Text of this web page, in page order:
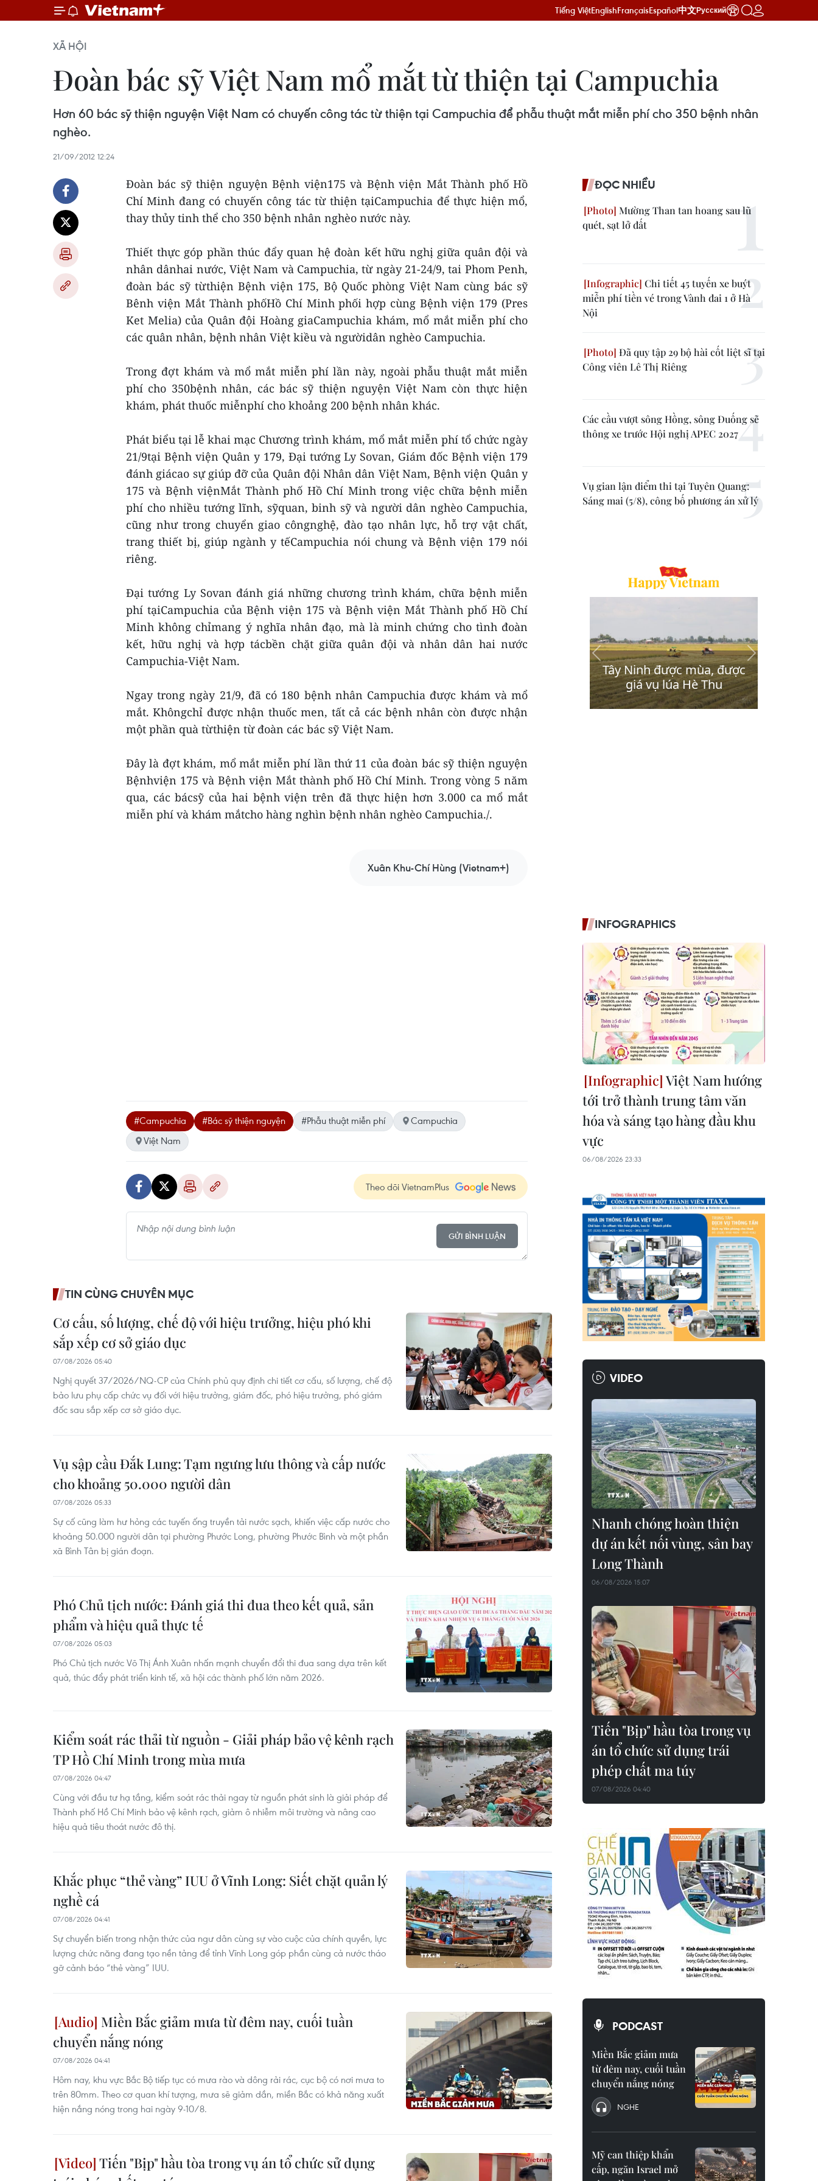
Tiếng ViệtEnglishFrançaisEspañol中文Русский
XÃ HỘI
Đoàn bác sỹ Việt Nam mổ mắt từ thiện tại Campuchia
Hơn 60 bác sỹ thiện nguyện Việt Nam có chuyến công tác từ thiện tại Campuchia để phẫu thuật mắt miễn phí cho 350 bệnh nhân
nghèo.
21/09/2012 12:24
Đoàn bác sỹ thiện nguyện Bệnh viện175 và Bệnh viện Mắt Thành phố Hồ
Chí Minh đang có chuyến công tác từ thiện tạiCampuchia để thực hiện mổ,
thay thủy tinh thể cho 350 bệnh nhân nghèo nước này.
Thiết thực góp phần thúc đẩy quan hệ đoàn kết hữu nghị giữa quân đội và
nhân dânhai nước, Việt Nam và Campuchia, từ ngày 21-24/9, tai Phom Penh,
đoàn bác sỹ từthiện Bệnh viện 175, Bộ Quốc phòng Việt Nam cùng bác sỹ
Bênh viện Mắt Thành phốHồ Chí Minh phối hợp cùng Bệnh viện 179 (Pres
Ket Melia) của Quân đội Hoàng giaCampuchia khám, mổ mắt miễn phí cho
các quân nhân, bệnh nhân Việt kiều và ngườidân nghèo Campuchia.
Trong đợt khám và mổ mắt miễn phí lần này, ngoài phẫu thuật mắt miễn
phí cho 350bệnh nhân, các bác sỹ thiện nguyện Việt Nam còn thực hiện
khám, phát thuốc miễnphí cho khoảng 200 bệnh nhân khác.
Phát biểu tại lễ khai mạc Chương trình khám, mổ mắt miễn phí tổ chức ngày
21/9tại Bệnh viện Quân y 179, Đại tướng Ly Sovan, Giám đốc Bệnh viện 179
đánh giácao sự giúp đỡ của Quân đội Nhân dân Việt Nam, Bệnh viện Quân y
175 và Bệnh việnMắt Thành phố Hồ Chí Minh trong việc chữa bệnh miễn
phí cho nhiều tướng lĩnh, sỹquan, binh sỹ và người dân nghèo Campuchia,
cũng như trong chuyển giao côngnghệ, đào tạo nhân lực, hỗ trợ vật chất,
trang thiết bị, giúp ngành y tếCampuchia nói chung và Bệnh viện 179 nói
riêng.
Đại tướng Ly Sovan đánh giá những chương trình khám, chữa bệnh miễn
phí tạiCampuchia của Bệnh viện 175 và Bệnh viện Mắt Thành phố Hồ Chí
Minh không chỉmang ý nghĩa nhân đạo, mà là minh chứng cho tình đoàn
kết, hữu nghị và hợp tácbền chặt giữa quân đội và nhân dân hai nước
Campuchia-Việt Nam.
Ngay trong ngày 21/9, đã có 180 bệnh nhân Campuchia được khám và mổ
mắt. Khôngchỉ được nhận thuốc men, tất cả các bệnh nhân còn được nhận
một phần quà từthiện từ đoàn các bác sỹ Việt Nam.
Đây là đợt khám, mổ mắt miễn phí lần thứ 11 của đoàn bác sỹ thiện nguyện
Bệnhviện 175 và Bệnh viện Mắt thành phố Hồ Chí Minh. Trong vòng 5 năm
qua, các bácsỹ của hai bệnh viện trên đã thực hiện hơn 3.000 ca mổ mắt
miễn phí và khám mắtcho hàng nghìn bệnh nhân nghèo Campuchia./.
Xuân Khu-Chí Hùng (Vietnam+)
#Campuchia #Bác sỹ thiện nguyện #Phẫu thuật miễn phí
Campuchia
Việt Nam
Theo dõi VietnamPlus
GỬI BÌNH LUẬN
TIN CÙNG CHUYÊN MỤC
Cơ cấu, số lượng, chế độ với hiệu trưởng, hiệu phó khi
sắp xếp cơ sở giáo dục
07/08/2026 05:40
Nghị quyết 37/2026/NQ-CP của Chính phủ quy định chi tiết cơ cấu, số lượng, chế độ
bảo lưu phụ cấp chức vụ đối với hiệu trưởng, giám đốc, phó hiệu trưởng, phó giám
đốc sau sắp xếp cơ sở giáo dục.
Vụ sập cầu Đắk Lung: Tạm ngưng lưu thông và cấp nước
cho khoảng 50.000 người dân
07/08/2026 05:33
Sự cố cũng làm hư hỏng các tuyến ống truyền tải nước sạch, khiến việc cấp nước cho
khoảng 50.000 người dân tại phường Phước Long, phường Phước Bình và một phần
xã Bình Tân bị gián đoạn.
Phó Chủ tịch nước: Đánh giá thi đua theo kết quả, sản
phẩm và hiệu quả thực tế
07/08/2026 05:03
Phó Chủ tịch nước Võ Thị Ánh Xuân nhấn mạnh chuyển đổi thi đua sang dựa trên kết
quả, thúc đẩy phát triển kinh tế, xã hội các thành phố lớn năm 2026.
Kiểm soát rác thải từ nguồn - Giải pháp bảo vệ kênh rạch
TP Hồ Chí Minh trong mùa mưa
07/08/2026 04:47
Cùng với đầu tư hạ tầng, kiểm soát rác thải ngay từ nguồn phát sinh là giải pháp để
Thành phố Hồ Chí Minh bảo vệ kênh rạch, giảm ô nhiễm môi trường và nâng cao
hiệu quả tiêu thoát nước đô thị.
Khắc phục “thẻ vàng” IUU ở Vĩnh Long: Siết chặt quản lý
nghề cá
07/08/2026 04:41
Sự chuyển biến trong nhận thức của ngư dân cùng sự vào cuộc của chính quyền, lực
lượng chức năng đang tạo nền tảng để tỉnh Vĩnh Long góp phần cùng cả nước tháo
gỡ cảnh báo “thẻ vàng” IUU.
Miền Bắc giảm mưa từ đêm nay, cuối tuần
chuyển nắng nóng
07/08/2026 04:41
Hôm nay, khu vực Bắc Bộ tiếp tục có mưa rào và dông rải rác, cục bộ có nơi mưa to
trên 80mm. Theo cơ quan khí tượng, mưa sẽ giảm dần, miền Bắc có khả năng xuất
hiện nắng nóng trong hai ngày 9-10/8.
Tiến "Bịp" hầu tòa trong vụ án tổ chức sử dụng
ĐỌC NHIỀU
Mường Than tan hoang sau lũ
quét, sạt lở đất
Chi tiết 45 tuyến xe buýt
miễn phí tiền vé trong Vành đai 1 ở Hà
Nội
Đã quy tập 29 bộ hài cốt liệt sĩ tại
Công viên Lê Thị Riêng
Các cầu vượt sông Hồng, sông Đuống sẽ
thông xe trước Hội nghị APEC 2027
Vụ gian lận điểm thi tại Tuyên Quang:
Sáng mai (5/8), công bố phương án xử lý
INFOGRAPHICS
Việt Nam hướng
tới trở thành trung tâm văn
hóa và sáng tạo hàng đầu khu
vực
06/08/2026 23:33
VIDEO
Nhanh chóng hoàn thiện
dự án kết nối vùng, sân bay
Long Thành
06/08/2026 15:07
Tiến "Bịp" hầu tòa trong vụ
án tổ chức sử dụng trái
phép chất ma túy
07/08/2026 04:40
PODCAST
Miền Bắc giảm mưa
từ đêm nay, cuối tuần
chuyển nắng nóng
NGHE
Mỹ can thiệp khẩn
cấp, ngăn Israel mở